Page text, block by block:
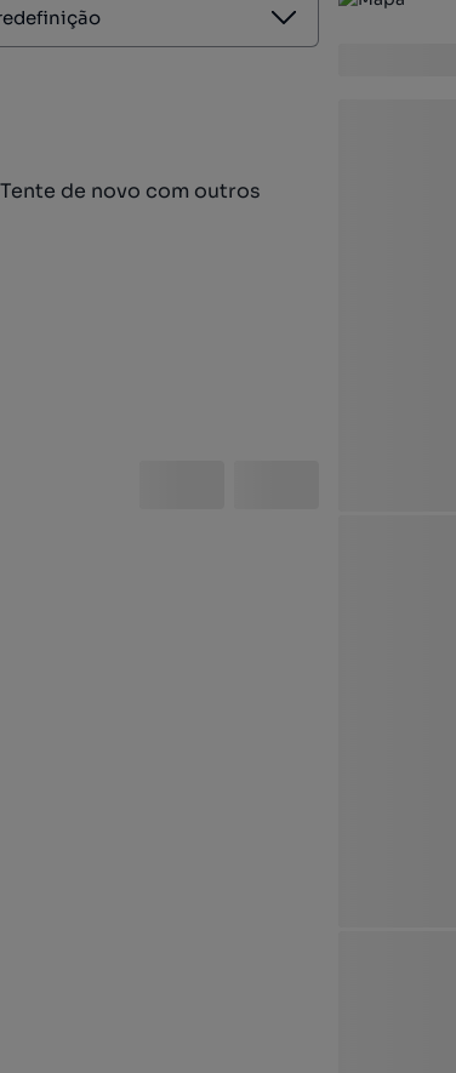
de novo com outros